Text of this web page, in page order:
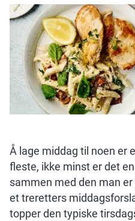
Å lage middag til noen er
fleste, ikke minst er det
sammen med den man
et treretters
topper den typiske